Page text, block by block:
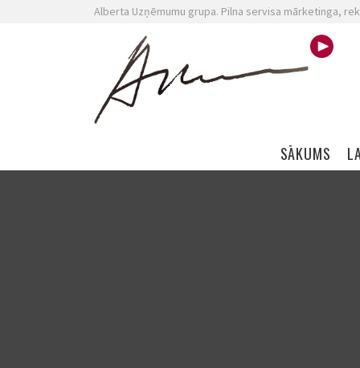
Alberta Uzņēmumu grupa. Pilna servisa mārketinga,
Skip navigation
SĀKUMS